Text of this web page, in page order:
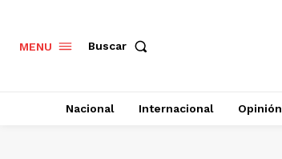
MENU Buscar
Nacional Internacional Opinión